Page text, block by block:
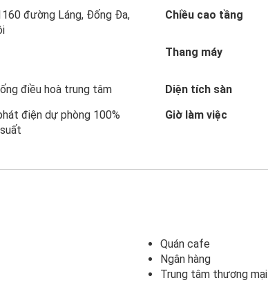
đường Láng, Đống Đa,
Chiều cao tầng
Thang máy
điều hoà trung tâm
Diện tích sàn
điện dự phòng 100%
Giờ làm việc
Quán cafe
Ngân hàng
Trung tâm thương mại